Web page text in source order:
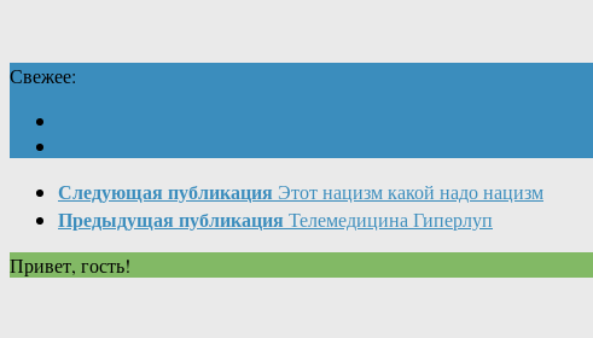
Свежее:
Следующая публикация Этот нацизм какой надо нацизм
Предыдущая публикация Телемедицина Гиперлуп
Привет, гость!